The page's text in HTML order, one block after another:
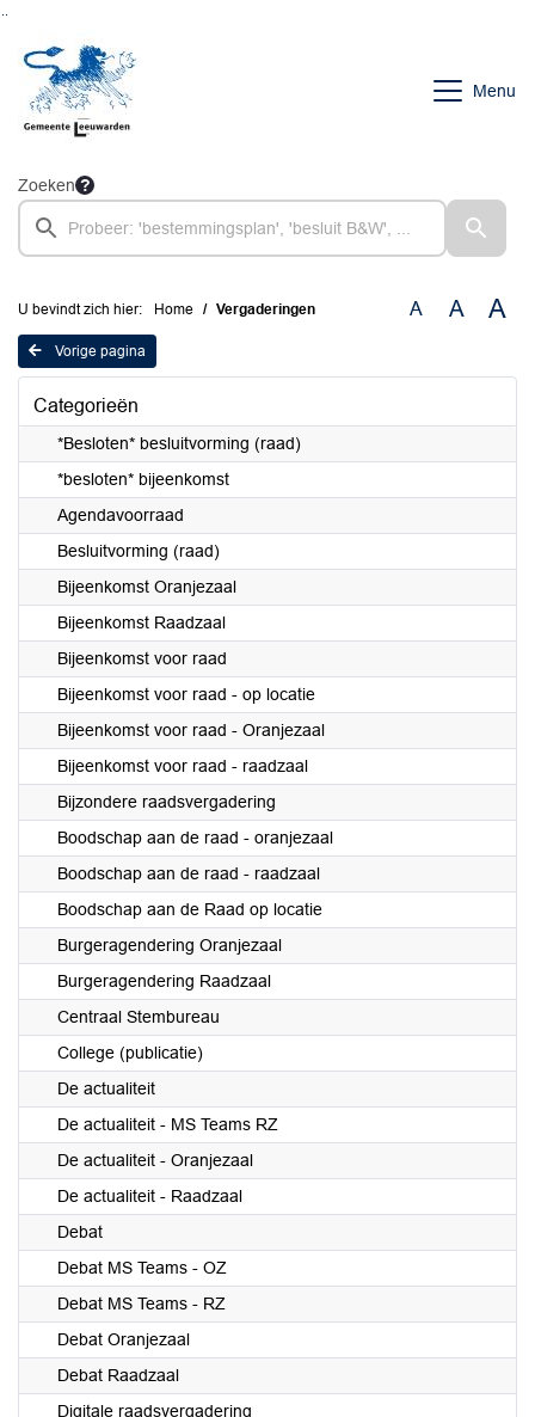
Menu
Zoeken
U bevindt zich hier: Home Vergaderingen A A A
Vorige pagina
Categorieën
*Besloten* besluitvorming (raad)
*besloten* bijeenkomst
Agendavoorraad
Besluitvorming (raad)
Bijeenkomst Oranjezaal
Bijeenkomst Raadzaal
Bijeenkomst voor raad
Bijeenkomst voor raad - op locatie
Bijeenkomst voor raad - Oranjezaal
Bijeenkomst voor raad - raadzaal
Bijzondere raadsvergadering
Boodschap aan de raad - oranjezaal
Boodschap aan de raad - raadzaal
Boodschap aan de Raad op locatie
Burgeragendering Oranjezaal
Burgeragendering Raadzaal
Centraal Stembureau
College (publicatie)
De actualiteit
De actualiteit - MS Teams RZ
De actualiteit - Oranjezaal
De actualiteit - Raadzaal
Debat
Debat MS Teams - OZ
Debat MS Teams - RZ
Debat Oranjezaal
Debat Raadzaal
Digitale raadsvergadering